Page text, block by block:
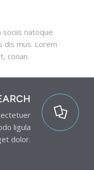
sociis natoque
dis mus. Lorem
conan.
ligula
dolor.